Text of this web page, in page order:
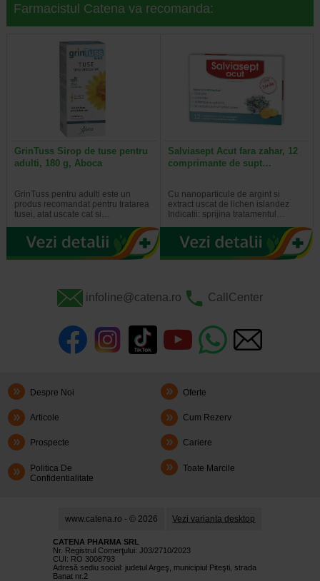
Farmacistul Catena va recomanda:
GrinTuss Sirop de tuse pentru
adulti, 180 g, Aboca
GrinTuss pentru adulti este un
produs recomandat pentru tratarea
tusei, atat uscate cat si…
Salviasept Acut fara zahar, 12
comprimante de supt…
Cu nanoparticule de argint si
extract uscat de lichen islandez
Indicatii: sprijina tratamentul…
infoline@catena.ro CallCenter
Despre Noi Oferte
Articole Cum Rezerv
Prospecte Cariere
Politica De
Confidentialitate
Toate Marcile
www.catena.ro - © 2026 Vezi varianta desktop
CATENA PHARMA SRL
Nr. Registrul Comerţului: J03/2710/2023
CUI: RO 3008793
Adresă sediu social: judetul Argeş, municipiul Piteşti, strada
Banat nr.2